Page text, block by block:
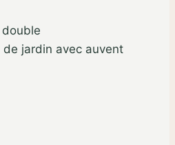
jardin avec auvent